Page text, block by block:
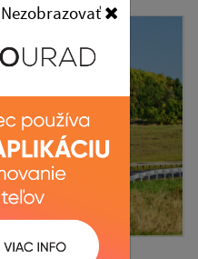
Nezobrazovať